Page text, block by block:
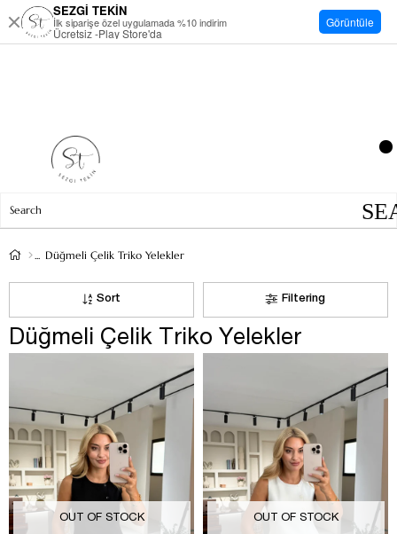
Düğmeli Çelik Triko Yelekler
Filtering
Sort
Düğmeli Çelik Triko Yelekler
OUT OF STOCK OUT OF STOCK
SEZGİ TEKİN
İlk siparişe özel uygulamada %10 indirim
Ücretsiz -Play Store'da
Görüntüle